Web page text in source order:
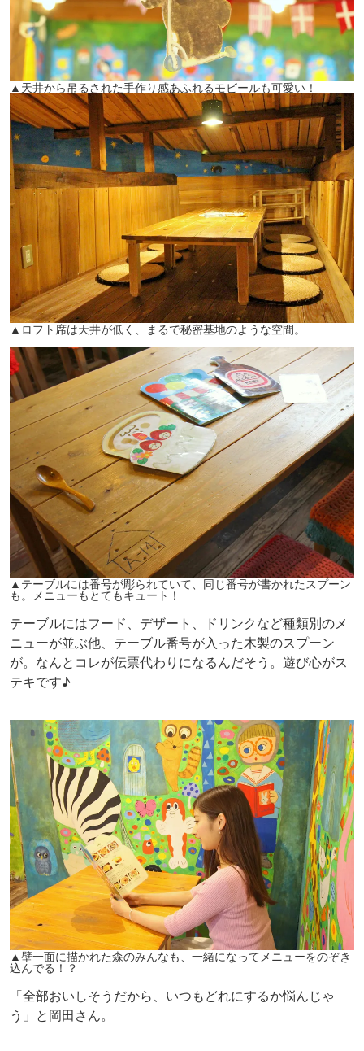
▲天井から吊るされた手作り感あふれるモビールも可愛い！
▲ロフト席は天井が低く、まるで秘密基地のような空間。
▲テーブルには番号が彫られていて、同じ番号が書かれたスプーン
も。メニューもとてもキュート！
テーブルにはフード、デザート、ドリンクなど種類別のメ
ニューが並ぶ他、テーブル番号が入った木製のスプーン
が。なんとコレが伝票代わりになるんだそう。遊び心がス
テキです♪
▲壁一面に描かれた森のみんなも、一緒になってメニューをのぞき
込んでる！？
「全部おいしそうだから、いつもどれにするか悩んじゃ
う」と岡田さん。